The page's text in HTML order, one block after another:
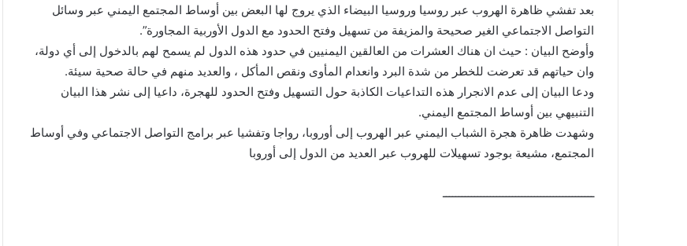
بعد تفشي ظاهرة الهروب عبر روسيا وروسيا البيضاء الذي يروج لها البعض بين أوساط المجتمع اليمني عبر وسائل
التواصل الاجتماعي الغير صحيحة والمزيفة من تسهيل وفتح الحدود مع الدول الأوربية المجاورة”.
وأوضح البيان : حيث ان هناك العشرات من العالقين اليمنيين في حدود هذه الدول لم يسمح لهم بالدخول إلى أي دولة،
وان حياتهم قد تعرضت للخطر من شدة البرد وانعدام المأوى ونقص المأكل ، والعديد منهم في حالة صحية سيئة.
ودعا البيان إلى عدم الانجرار هذه التداعيات الكاذبة حول التسهيل وفتح الحدود للهجرة، داعيا إلى نشر هذا البيان
التنبيهي بين أوساط المجتمع اليمني.
وشهدت ظاهرة هجرة الشباب اليمني عبر الهروب إلى أوروبا، رواجا وتفشيا عبر برامج التواصل الاجتماعي وفي أوساط
المجتمع، مشيعة بوجود تسهيلات للهروب عبر العديد من الدول إلى أوروبا
ــــــــــــــــــــــــــــــــــــــــــــــــ